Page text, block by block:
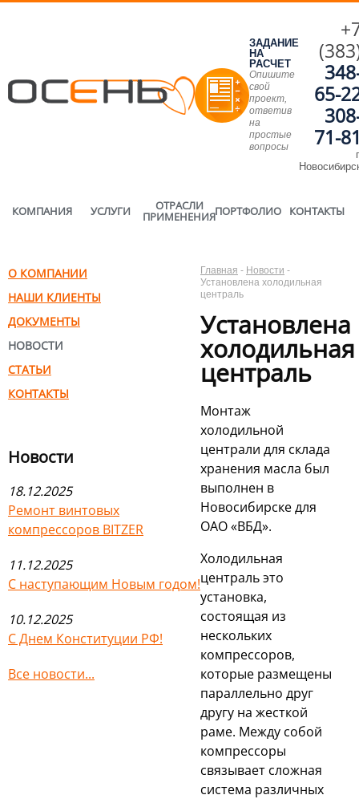
ЗАДАНИЕ
НА
РАСЧЕТ
Опишите
свой
проект,
ответив
на
простые
вопросы
65-
71-
КОМПАНИЯ УСЛУГИ ОТРАСЛИ
ПРИМЕНЕНИЯПОРТФОЛИО КОНТАКТЫ
О КОМПАНИИ
НАШИ КЛИЕНТЫ
ДОКУМЕНТЫ
НОВОСТИ
СТАТЬИ
КОНТАКТЫ
Новости
18.12.2025
Ремонт винтовых
компрессоров BITZER
11.12.2025
С наступающим Новым годом!
10.12.2025
С Днем Конституции РФ!
Все новости...
Главная - Новости -
Установлена холодильная
централь
Установлена
холодильная
централь
Монтаж
холодильной
централи для склада
хранения масла был
выполнен в
Новосибирске для
ОАО «ВБД».
Холодильная
централь это
установка,
состоящая из
нескольких
компрессоров,
которые размещены
параллельно друг
другу на жесткой
раме. Между собой
компрессоры
связывает сложная
система различных